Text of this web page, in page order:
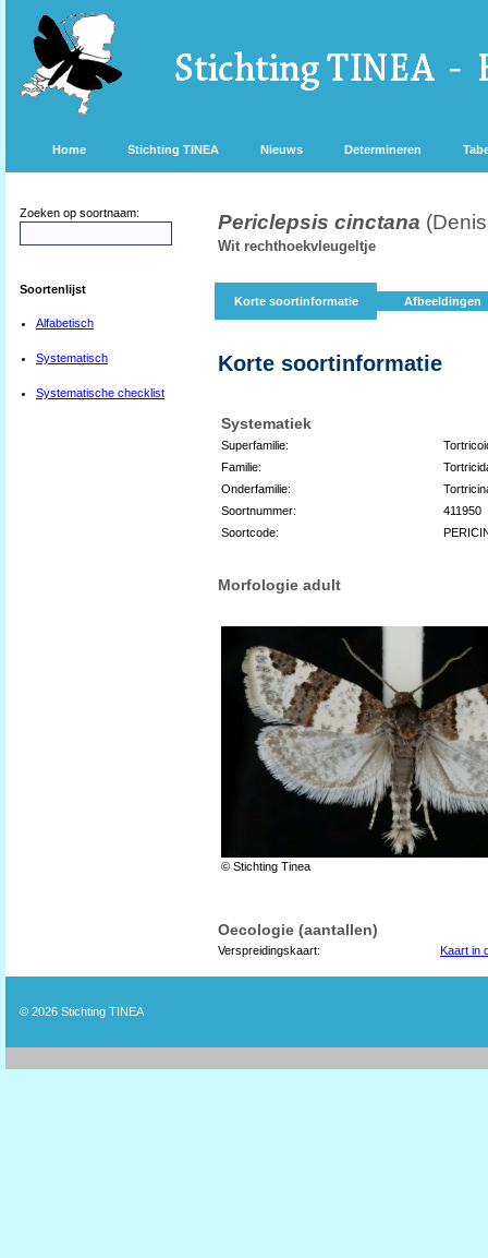
Home Stichting TINEA Nieuws Determineren
Zoeken op soortnaam:
Soortenlijst
Alfabetisch
Systematisch
Systematische checklist
Periclepsis cinctana
Wit rechthoekvleugeltje
Korte soortinformatie Afbeeldingen
Korte soortinformatie
Systematiek
Superfamilie:
Familie:
Onderfamilie:
Soortnummer:
411950
Soortcode:
Morfologie adult
© Stichting Tinea
Oecologie (aantallen)
Verspreidingskaart: Kaart in
© 2026 Stichting TINEA